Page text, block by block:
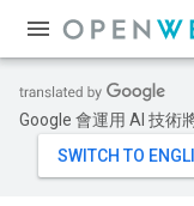
Google 會運用 AI 技術